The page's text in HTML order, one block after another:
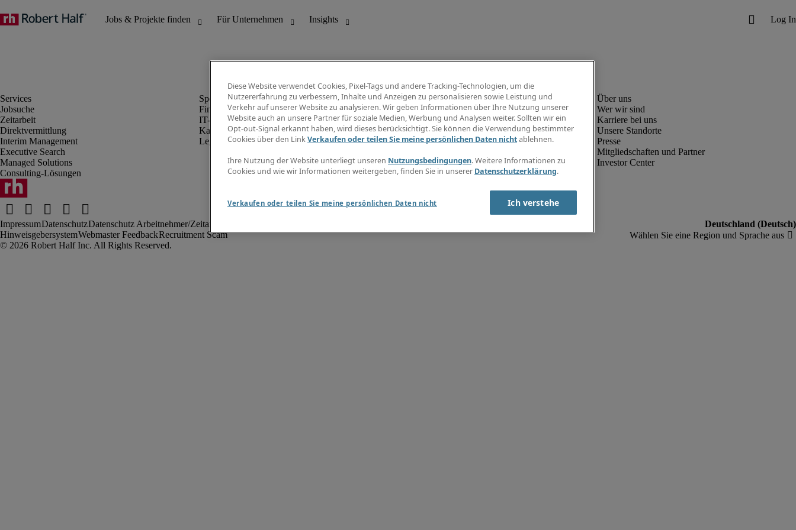
Jobsuche
Zeitarbeit
Direktvermittlung
Interim Management
Executive Search
Managed Solutions
Consulting-Lösungen
Finanz- & Rechnungswesen
IT-Bereich
Kaufmännischer Bereich
Legal
Info Center
Jobübersicht
Gehaltsübersicht
E-Learning
Wer wir sind
Karriere bei uns
Unsere Standorte
Presse
Mitgliedschaften und Partner
Investor Center
ImpressumDatenschutzDatenschutz Arbeitnehmer/Zeitarbeitskräfte
HinweisgebersystemWebmaster FeedbackRecruitment Scam
Diese Website verwendet Cookies, Pixel-Tags und andere Tracking-Technologien, um die
Nutzererfahrung zu verbessern, Inhalte und Anzeigen zu personalisieren sowie Leistung und
Verkehr auf unserer Website zu analysieren. Wir geben Informationen über Ihre Nutzung unserer
Website auch an unsere Partner für soziale Medien, Werbung und Analysen weiter. Sollten wir ein
Opt-out-Signal erkannt haben, wird dieses berücksichtigt. Sie können die Verwendung bestimmter
Cookies über den LinkVerkaufen oder teilen Sie meine persönlichen Daten nichtablehnen.
Ihre Nutzung der Website unterliegt unseren Nutzungsbedingungen. Weitere Informationen zu
Cookies und wie wir Informationen weitergeben, finden Sie in unserer Datenschutzerklärung.
Verkaufen oder teilen Sie meine persönlichen Daten nicht Ich verstehe